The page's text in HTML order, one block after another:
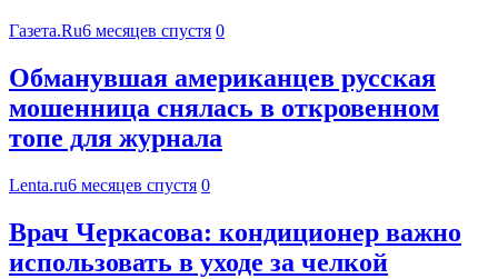
Газета.Ru6 месяцев спустя 0
Обманувшая американцев русская
мошенница снялась в откровенном
топе для журнала
Lenta.ru6 месяцев спустя 0
Врач Черкасова: кондиционер важно
использовать в уходе за челкой